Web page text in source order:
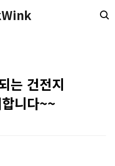
는 건전지
니다~~